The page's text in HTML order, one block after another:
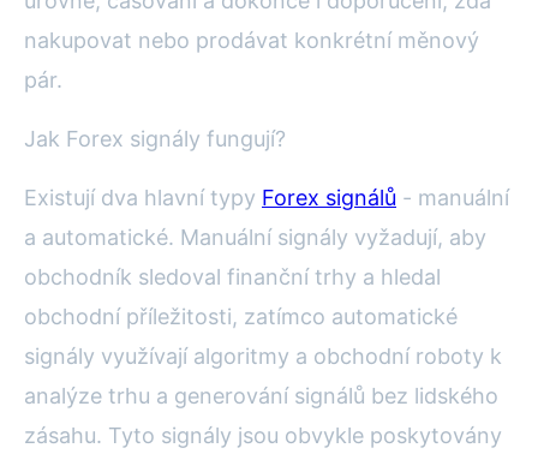
nakupovat nebo prodávat konkrétní měnový
pár.
Jak Forex signály fungují?
Existují dva hlavní typy Forex signálů - manuální
a automatické. Manuální signály vyžadují, aby
obchodník sledoval finanční trhy a hledal
obchodní příležitosti, zatímco automatické
signály využívají algoritmy a obchodní roboty k
analýze trhu a generování signálů bez lidského
zásahu. Tyto signály jsou obvykle poskytovány